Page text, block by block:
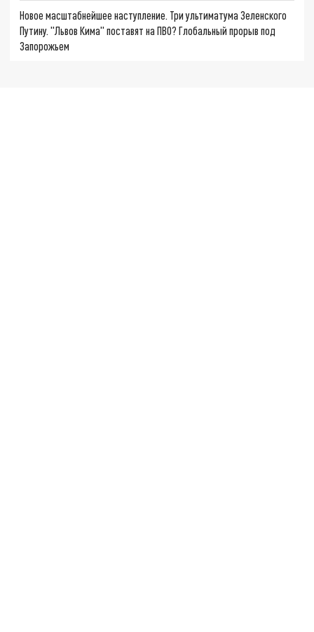
Новое масштабнейшее наступление. Три ультиматума Зеленского
Путину. "Львов Кима" поставят на ПВО? Глобальный прорыв под
Запорожьем